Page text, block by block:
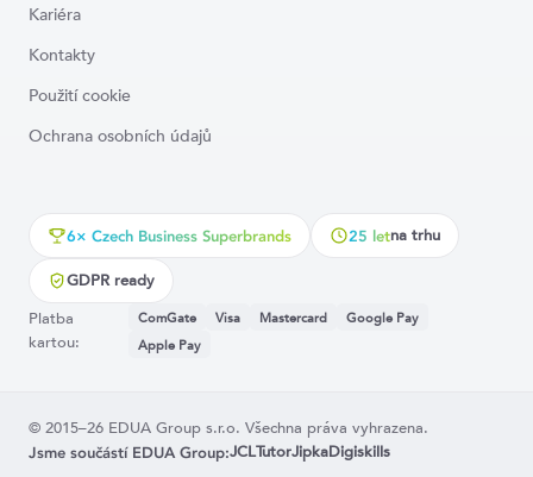
Kariéra
Kontakty
Použití cookie
Ochrana osobních údajů
6× Czech Business Superbrands 25 letna trhu
GDPR ready
Platba
kartou:
ComGate Visa Mastercard
Google Pay
Apple Pay
© 2015–26 EDUA Group s.r.o. Všechna práva vyhrazena.
Jsme součástí EDUA Group:JCLTutorJipkaDigiskills